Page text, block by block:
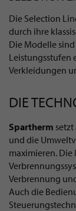
Die Selection
durch ihre
Die Modelle
Leistungsstufen
Verkleidungen
DIE
Spartherm
und die
maximieren.
Verbrennung
Auch die